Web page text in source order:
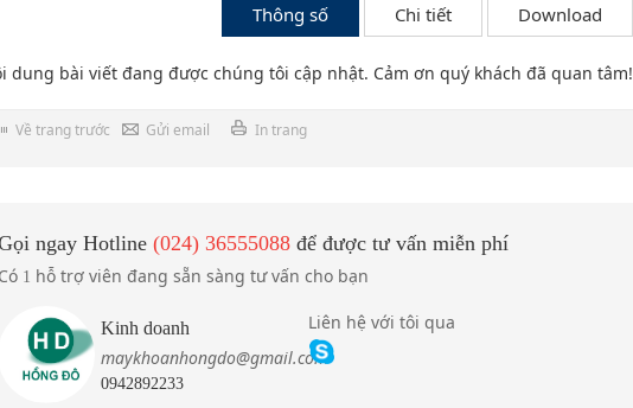
khoan GK300-1
Thông số Chi tiết Download
dung bài viết đang được chúng tôi cập nhật. Cảm ơn quý khách đã quan tâm!
Về trang trước Gửi email In trang
ngay Hotline (024) 36555088 để được tư vấn miễn phí
Có 1 hỗ trợ viên đang sẵn sàng tư vấn cho bạn
Kinh doanh
maykhoanhongdo@gmail.com
0942892233
Liên hệ với tôi qua